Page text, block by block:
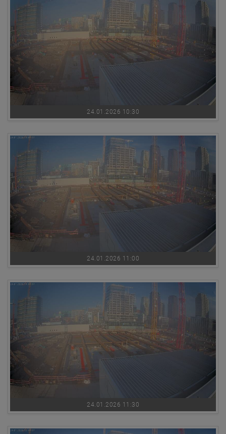
24.01.2026 10:30
24.01.2026 11:00
24.01.2026 11:30